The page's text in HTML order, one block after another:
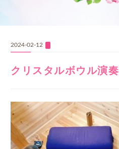
2024-02-12
クリスタルボウル演奏